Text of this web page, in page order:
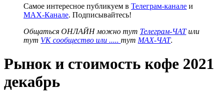
Самое интересное публикуем в Телеграм-канале и
MAX-Канале. Подписывайтесь!
Общаться ОНЛАЙН можно тут Телеграм-ЧАТили
тут VK сообщество или ..... тут MAX-ЧАТ.
Рынок и стоимость кофе 2021
декабрь